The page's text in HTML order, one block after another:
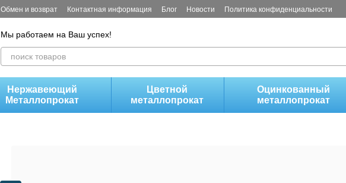
Обмен и возврат Контактная информация Блог Новости Политика конфиденциальности
Мы работаем на Ваш успех!
Нержавеющий
Металлопрокат
Цветной
металлопрокат
Оцинкованный
металлопрокат